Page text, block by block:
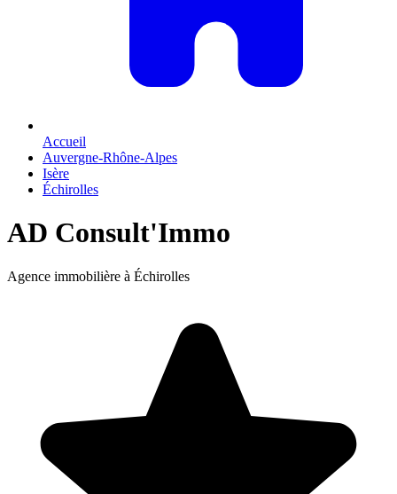
Accueil
Auvergne-Rhône-Alpes
Isère
Échirolles
AD Consult'Immo
Agence immobilière à Échirolles